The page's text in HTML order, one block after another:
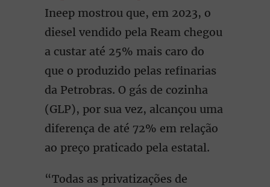
Ineep mostrou que, em 2023, o
diesel vendido pela Ream chegou
a custar até 25% mais caro do
que o produzido pelas refinarias
da Petrobras. O gás de cozinha
(GLP), por sua vez, alcançou uma
diferença de até 72% em relação
ao preço praticado pela estatal.
“Todas as privatizações de